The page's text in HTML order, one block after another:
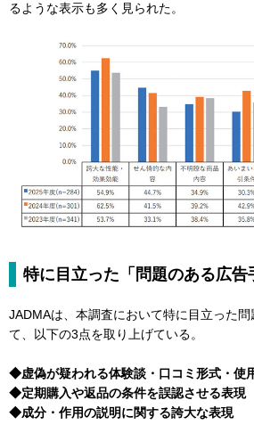
るような表示も多く見られた。
特に目立った「問題のある広告
JADMAは、本調査において特に目立った
て、以下の3点を取り上げている。
◆虚偽が疑われる体験談・口コミ形式・使
◆定期購入や返品の条件を誤認させる表現
◆成分・作用の説明に関する誇大な表現